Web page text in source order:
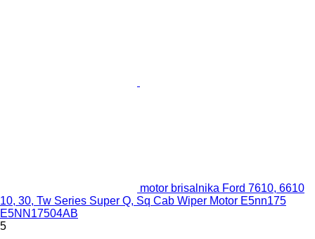
motor brisalnika Ford 7610, 6610
10, 30, Tw Series Super Q, Sq Cab Wiper Motor E5nn175
E5NN17504AB
5